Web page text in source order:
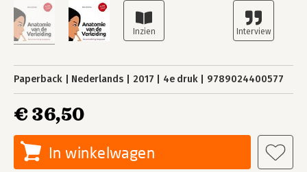
Paperback Nederlands 2017 4e druk 9789024400577
€ 36,50
In winkelwagen